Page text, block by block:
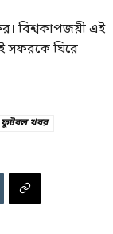
বিশ্বকাপজয়ী এই
ঘিরে
ফুটবল খবর